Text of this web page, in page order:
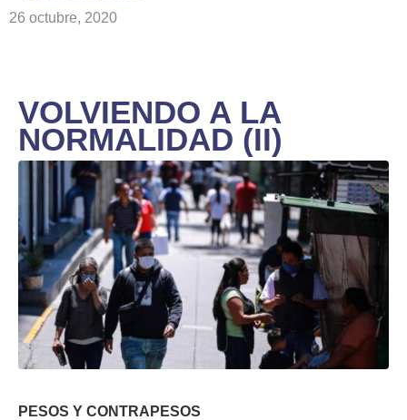
26 octubre, 2020
VOLVIENDO A LA
NORMALIDAD (II)
PESOS Y CONTRAPESOS